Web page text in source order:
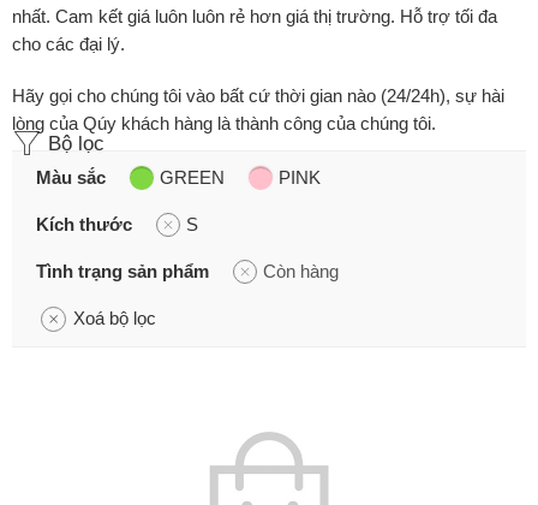
nhất. Cam kết giá luôn luôn rẻ hơn giá thị trường. Hỗ trợ tối đa
cho các đại lý.
Hãy gọi cho chúng tôi vào bất cứ thời gian nào (24/24h), sự hài
lòng của Qúy khách hàng là thành công của chúng tôi.
Bộ lọc
Màu sắc GREEN PINK
Kích thước S
Tình trạng sản phẩm Còn hàng
Xoá bộ lọc